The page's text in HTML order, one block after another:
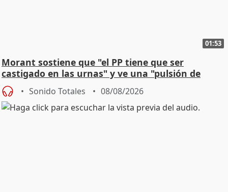
01:53
Morant sostiene que "el PP tiene que ser
castigado en las urnas" y ve una "pulsión de
cambio"
Sonido Totales 08/08/2026